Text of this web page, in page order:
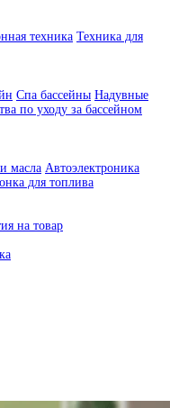
техника Техника для
Спа бассейны Надувные
по уходу за бассейном
масла Автоэлектроника
для топлива
на товар